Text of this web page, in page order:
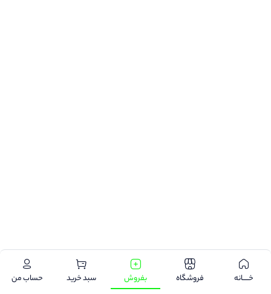
خـــــانه فروشگاه بفروش سبد خرید حساب من